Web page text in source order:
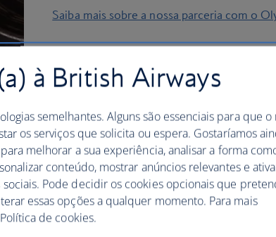
Saiba mais sobre a nossa parceria com o
à British Airways
semelhantes. Alguns são essenciais para que o
os serviços que solicita ou espera. Gostaríamos
melhorar a sua experiência, analisar a forma
conteúdo, mostrar anúncios relevantes e
Pode decidir os cookies opcionais que
essas opções a qualquer momento. Para mais
de cookies.